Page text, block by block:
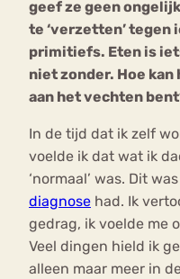
geef ze geen
te ‘verzetten’
primitiefs. Eten is
niet zonder. Hoe kan
aan het vechten
In de tijd dat ik zelf
voelde ik dat wat ik
‘normaal’ was. Dit
diagnose had. Ik
gedrag, ik voelde me
Veel dingen hield ik
alleen maar meer in
Orthorexia